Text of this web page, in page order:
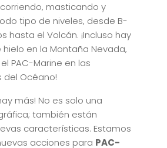
masticando y
tipo de niveles, desde B-
hasta el Volcán. ¡Incluso hay
en la Montaña Nevada,
PAC-Marine en las
del Océano!
más! No es solo una
también están
características. Estamos
acciones para PAC-